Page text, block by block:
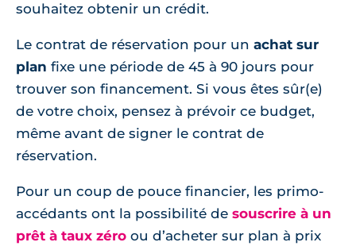
souhaitez obtenir un crédit.
Le contrat de réservation pour un achat sur
plan fixe une période de 45 à 90 jours pour
trouver son financement. Si vous êtes sûr(e)
de votre choix, pensez à prévoir ce budget,
même avant de signer le contrat de
réservation.
Pour un coup de pouce financier, les primo-
accédants ont la possibilité de souscrire à un
prêt à taux zéro ou d’acheter sur plan à prix